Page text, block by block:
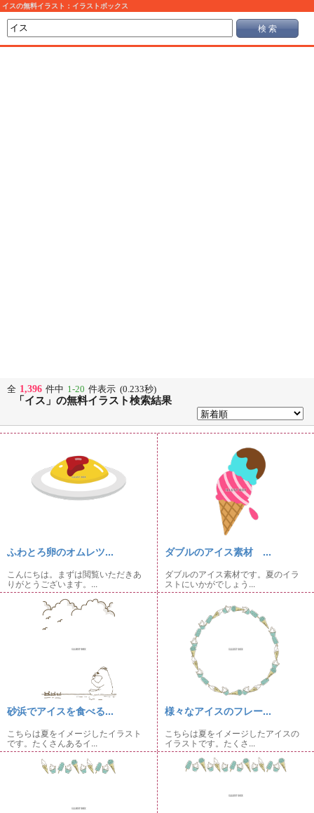
イスの無料イラスト：イラストボックス
検 索
全 1,396 件中 1-20 件表示 (0.233秒)
「イス」の無料イラスト検索結果
ふわとろ卵のオムレツ...
こんにちは。まずは閲覧いただきあ
りがとうございます。...
ダブルのアイス素材 ...
ダブルのアイス素材です。夏のイラ
ストにいかがでしょう...
砂浜でアイスを食べる...
こちらは夏をイメージしたイラスト
です。たくさんあるイ...
様々なアイスのフレー...
こちらは夏をイメージしたアイスの
イラストです。たくさ...